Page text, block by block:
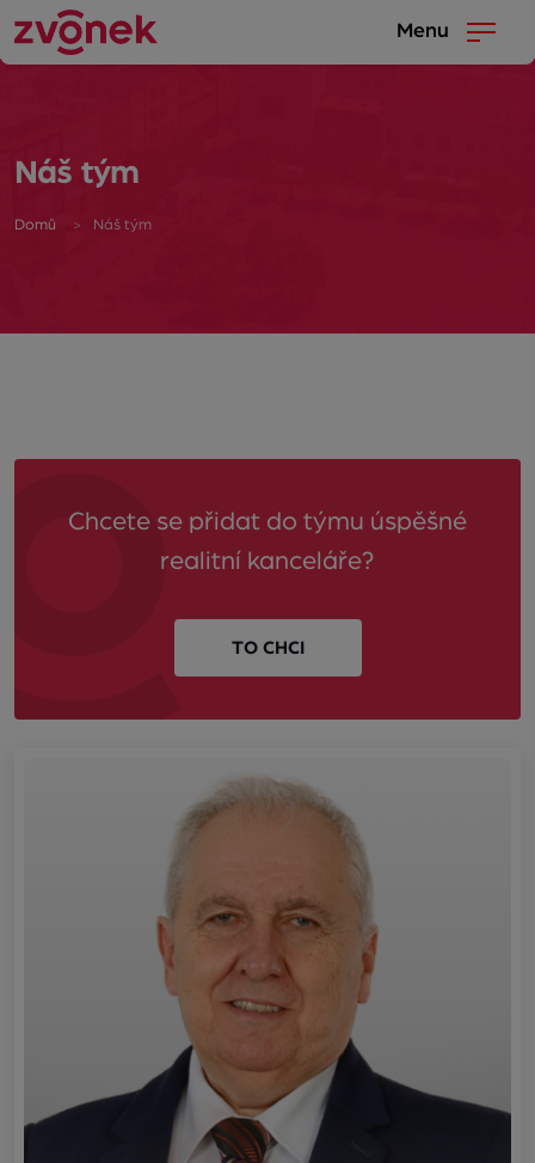
Menu
Náš tým
Domů Náš tým
Chcete se přidat do týmu úspěšné
realitní kanceláře?
TO CHCI